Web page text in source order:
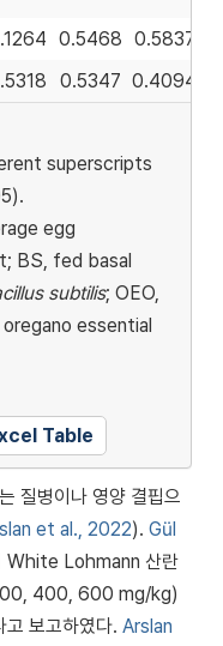
0.5468 0.5837
0.5347 0.4094
superscripts
egg
BS, fed basal
subtilis; OEO,
essential
Table
질병이나 영양 결핍으
et al., 2022). Gül
White Lohmann 산란
400, 600 mg/kg)
고 보고하였다. Arslan